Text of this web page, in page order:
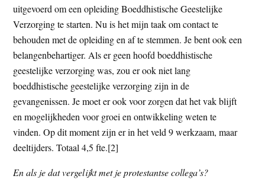
uitgevoerd om een opleiding Boeddhistische Geestelijke
Verzorging te starten. Nu is het mijn taak om contact te
behouden met de opleiding en af te stemmen. Je bent ook een
belangenbehartiger. Als er geen hoofd boeddhistische
geestelijke verzorging was, zou er ook niet lang
boeddhistische geestelijke verzorging zijn in de
gevangenissen. Je moet er ook voor zorgen dat het vak blijft
en mogelijkheden voor groei en ontwikkeling weten te
vinden. Op dit moment zijn er in het veld 9 werkzaam, maar
deeltijders. Totaal 4,5 fte.[2]
En als je dat vergelijkt met je protestantse collega’s?